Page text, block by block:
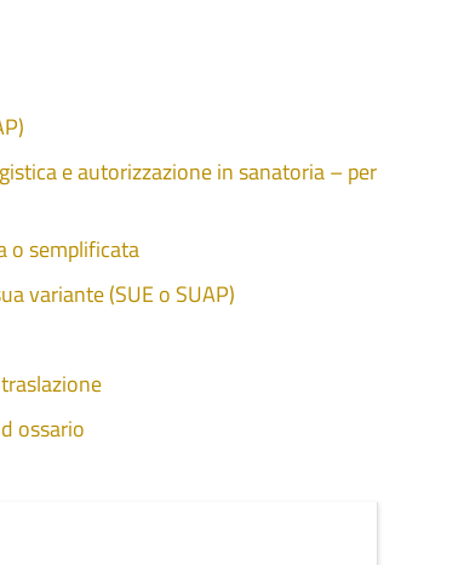
e autorizzazione in sanatoria – per
o semplificata
variante (SUE o SUAP)
ossario